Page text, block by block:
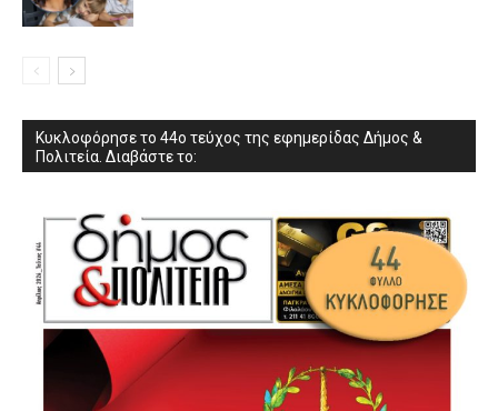
Κυκλοφόρησε το 44ο τεύχος της εφημερίδας Δήμος &
Πολιτεία. Διαβάστε το: